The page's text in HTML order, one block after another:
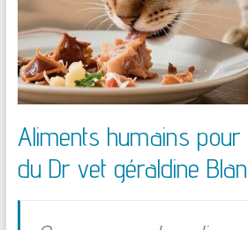
Aliments humains pour
du Dr vet géraldine